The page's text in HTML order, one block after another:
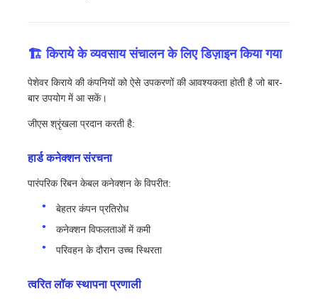
🏗️ किराये के व्यवसाय संचालन के लिए डिज़ाइन किया गया
पेशेवर किराये की कंपनियों को ऐसे उपकरणों की आवश्यकता होती है जो बार-
बार उपयोग में आ सकें।
जीएस श्रृंखला प्रदान करती है:
हार्ड कनेक्शन संरचना
पारंपरिक रिबन केबल कनेक्शन के विपरीत:
बेहतर कंपन प्रतिरोध
कनेक्शन विफलताओं में कमी
परिवहन के दौरान उच्च स्थिरता
त्वरित लॉक स्थापना प्रणाली